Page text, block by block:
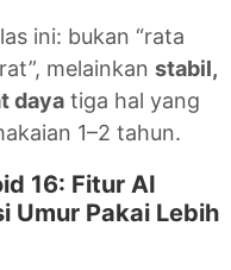
ini: bukan “rata
melainkan stabil,
daya tiga hal yang
1–2 tahun.
16: Fitur AI
Umur Pakai Lebih